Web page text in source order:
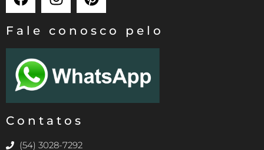
Fale conosco pelo
Contatos
(54) 3028-7292